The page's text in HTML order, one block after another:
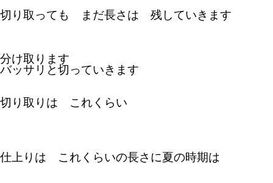
切り取っても まだ長さは 残していきます
分け取ります
バッサリと切っていきます
切り取りは これくらい
仕上りは これくらいの長さに夏の時期は